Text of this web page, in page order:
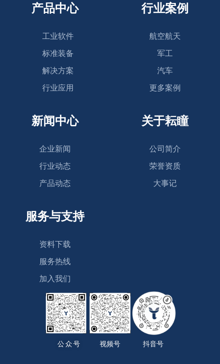
产品中心
工业软件
标准装备
解决方案
行业应用
行业案例
航空航天
军工
汽车
更多案例
新闻中心
企业新闻
行业动态
产品动态
关于耘瞳
公司简介
荣誉资质
大事记
服务与支持
资料下载
服务热线
加入我们
公众号 视频号 抖音号